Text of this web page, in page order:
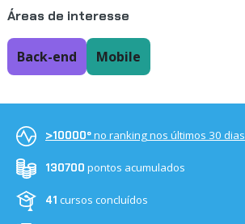
Áreas de interesse
Back-end Mobile
>10000ºno ranking nos últimos 30 dias
130700 pontos acumulados
41 cursos concluídos